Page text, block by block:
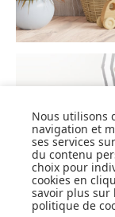
Pionnier du
Nous utilisons
navigation et
ses services
du contenu
choix pour
cookies en
savoir plus sur
politique de